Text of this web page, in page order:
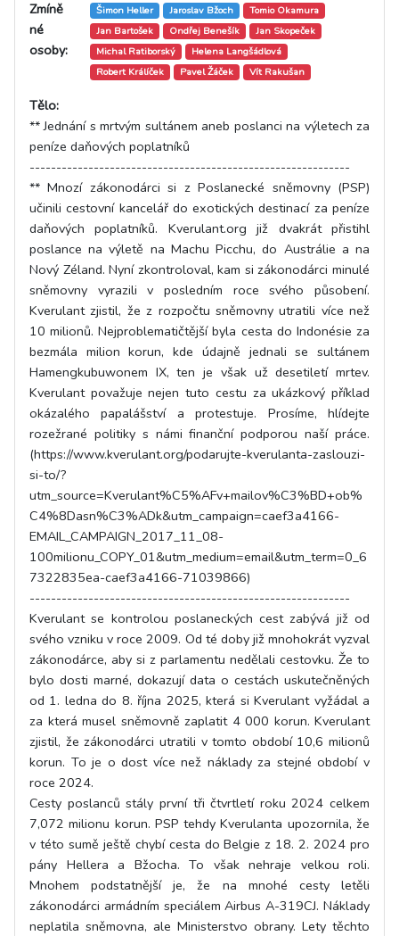
Zmíně
né
osoby:
Šimon Heller Jaroslav Bžoch
Tomio Okamura
Jan Bartošek
Ondřej Benešík
Jan Skopeček
Michal Ratiborský
Helena Langšádlová
Robert Králíček
Pavel Žáček Vít Rakušan
Tělo:
** Jednání s mrtvým sultánem aneb poslanci na výletech za
peníze daňových poplatníků
------------------------------------------------------------
** Mnozí zákonodárci si z Poslanecké sněmovny (PSP)
učinili cestovní kancelář do exotických destinací za peníze
daňových poplatníků. Kverulant.org již dvakrát přistihl
poslance na výletě na Machu Picchu, do Austrálie a na
Nový Zéland. Nyní zkontroloval, kam si zákonodárci minulé
sněmovny vyrazili v posledním roce svého působení.
Kverulant zjistil, že z rozpočtu sněmovny utratili více než
10 milionů. Nejproblematičtější byla cesta do Indonésie za
bezmála milion korun, kde údajně jednali se sultánem
Hamengkubuwonem IX, ten je však už desetiletí mrtev.
Kverulant považuje nejen tuto cestu za ukázkový příklad
okázalého papalášství a protestuje. Prosíme, hlídejte
rozežrané politiky s námi finanční podporou naší práce.
(https://www.kverulant.org/podarujte-kverulanta-zaslouzi-
si-to/?
utm_source=Kverulant%C5%AFv+mailov%C3%BD+ob%
C4%8Dasn%C3%ADk&utm_campaign=caef3a4166-
EMAIL_CAMPAIGN_2017_11_08-
100milionu_COPY_01&utm_medium=email&utm_term=0_6
7322835ea-caef3a4166-71039866)
------------------------------------------------------------
Kverulant se kontrolou poslaneckých cest zabývá již od
svého vzniku v roce 2009. Od té doby již mnohokrát vyzval
zákonodárce, aby si z parlamentu nedělali cestovku. Že to
bylo dosti marné, dokazují data o cestách uskutečněných
od 1. ledna do 8. října 2025, která si Kverulant vyžádal a
za která musel sněmovně zaplatit 4 000 korun. Kverulant
zjistil, že zákonodárci utratili v tomto období 10,6 milionů
korun. To je o dost více než náklady za stejné období v
roce 2024.
Cesty poslanců stály první tři čtvrtletí roku 2024 celkem
7,072 milionu korun. PSP tehdy Kverulanta upozornila, že
v této sumě ještě chybí cesta do Belgie z 18. 2. 2024 pro
pány Hellera a Bžocha. To však nehraje velkou roli.
Mnohem podstatnější je, že na mnohé cesty letěli
zákonodárci armádním speciálem Airbus A-319CJ. Náklady
neplatila sněmovna, ale Ministerstvo obrany. Lety těchto